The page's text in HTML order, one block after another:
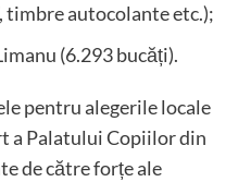
timbre autocolante etc.);
(6.293 bucăți).
pentru alegerile locale
a Palatului Copiilor din
de către forțe ale